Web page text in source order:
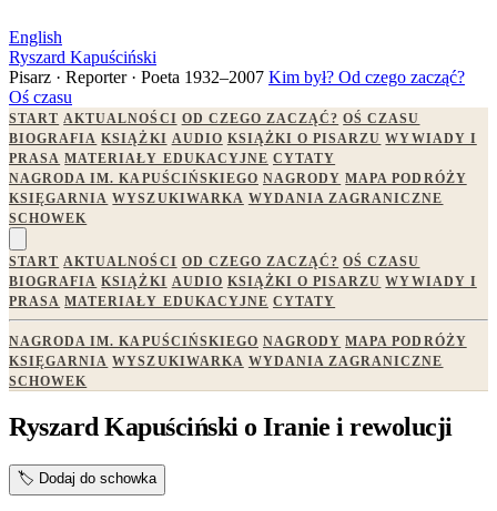
English
Ryszard Kapuściński
Pisarz · Reporter · Poeta 1932–2007 Kim był? Od czego zacząć?
Oś czasu
START AKTUALNOŚCI OD CZEGO ZACZĄĆ? OŚ CZASU
BIOGRAFIA KSIĄŻKI AUDIO KSIĄŻKI O PISARZU WYWIADY I
PRASA MATERIAŁY EDUKACYJNE CYTATY
NAGRODA IM. KAPUŚCIŃSKIEGO NAGRODY MAPA PODRÓŻY
KSIĘGARNIA WYSZUKIWARKA WYDANIA ZAGRANICZNE
SCHOWEK
START AKTUALNOŚCI OD CZEGO ZACZĄĆ? OŚ CZASU
BIOGRAFIA KSIĄŻKI AUDIO KSIĄŻKI O PISARZU WYWIADY I
PRASA MATERIAŁY EDUKACYJNE CYTATY
NAGRODA IM. KAPUŚCIŃSKIEGO NAGRODY MAPA PODRÓŻY
KSIĘGARNIA WYSZUKIWARKA WYDANIA ZAGRANICZNE
SCHOWEK
Ryszard Kapuściński o Iranie i rewolucji
🏷️ Dodaj do schowka